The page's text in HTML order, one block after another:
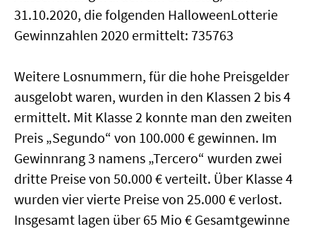
31.10.2020, die folgenden HalloweenLotterie
Gewinnzahlen 2020 ermittelt: 735763
Weitere Losnummern, für die hohe Preisgelder
ausgelobt waren, wurden in den Klassen 2 bis 4
ermittelt. Mit Klasse 2 konnte man den zweiten
Preis „Segundo“ von 100.000 € gewinnen. Im
Gewinnrang 3 namens „Tercero“ wurden zwei
dritte Preise von 50.000 € verteilt. Über Klasse 4
wurden vier vierte Preise von 25.000 € verlost.
Insgesamt lagen über 65 Mio € Gesamtgewinne